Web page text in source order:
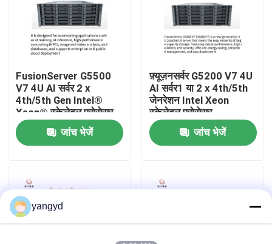
फ़ैक्टरी टूर
गुणवत्ता नियंत्रण
हमसे संपर्क करें
समाचार
VR Show
FusionServer G5500
V7 4U AI सर्वर 2 x
4th/5th Gen Intel®
Xeon® स्केलेबल प्रोसेसर
जांच भेजें
फ़्यूज़नसर्वर G5200 V7 4U
AI सर्वर1 या 2 x 4th/5th
जेनरेशन Intel Xeon
स्केलेबल प्रोसेसर
जांच भेजें
yangyd